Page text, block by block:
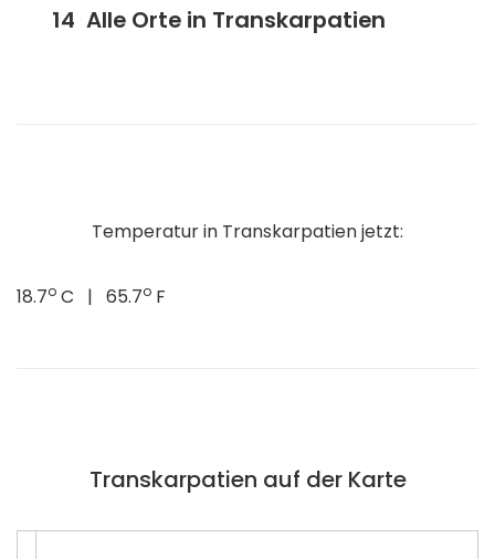
Alle Orte in Transkarpatien
Temperatur in Transkarpatien jetzt:
18.7o C | 65.7o F
Transkarpatien auf der Karte